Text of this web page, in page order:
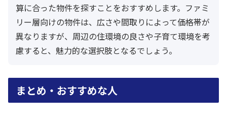
算に合った物件を探すことをおすすめします。ファミ
リー層向けの物件は、広さや間取りによって価格帯が
異なりますが、周辺の住環境の良さや子育て環境を考
慮すると、魅力的な選択肢となるでしょう。
まとめ・おすすめな人